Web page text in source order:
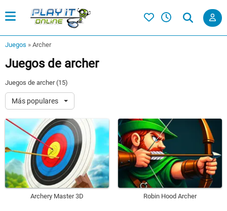
Juegos » Archer
Juegos de archer
Juegos de archer (15)
Más populares
Archery Master 3D Robin Hood Archer